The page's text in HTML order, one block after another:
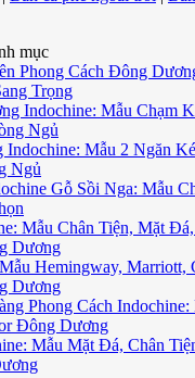
mục
Phong Cách Đông
Trọng
Indochine: Mẫu Chạm
Ngủ
Indochine: Mẫu 2 Ngăn
Ngủ
Gỗ Sồi Nga: Mẫu
Mẫu Chân Tiện, Mặt
Dương
Hemingway, Marriott,
Dương
Phong Cách
Đông Dương
Mẫu Mặt Đá, Chân